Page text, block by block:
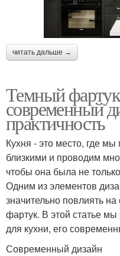
читать дальше →
Темный
современный
практичность
Кухня - это место, где
близкими и проводим
чтобы она была не
Одним из элементов
значительно повлиять
фартук. В этой статье
для кухни, его
Современный дизайн